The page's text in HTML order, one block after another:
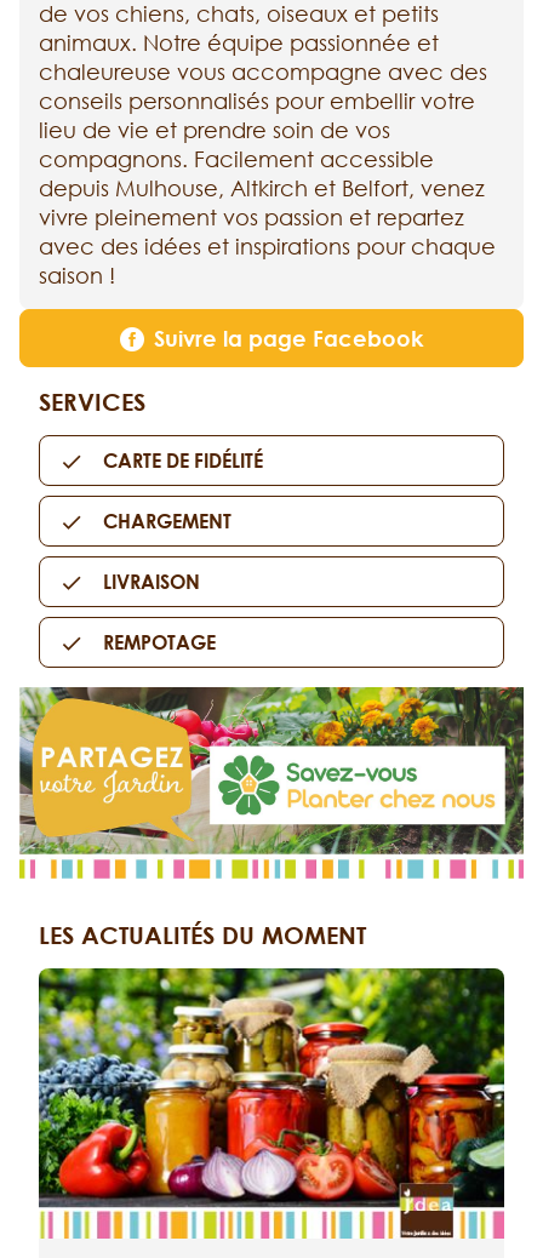
de vos chiens, chats, oiseaux et petits
animaux. Notre équipe passionnée et
chaleureuse vous accompagne avec des
conseils personnalisés pour embellir votre
lieu de vie et prendre soin de vos
compagnons. Facilement accessible
depuis Mulhouse, Altkirch et Belfort, venez
vivre pleinement vos passion et repartez
avec des idées et inspirations pour chaque
saison !
Suivre la page Facebook
SERVICES
CARTE DE FIDÉLITÉ
CHARGEMENT
LIVRAISON
REMPOTAGE
LES ACTUALITÉS DU MOMENT